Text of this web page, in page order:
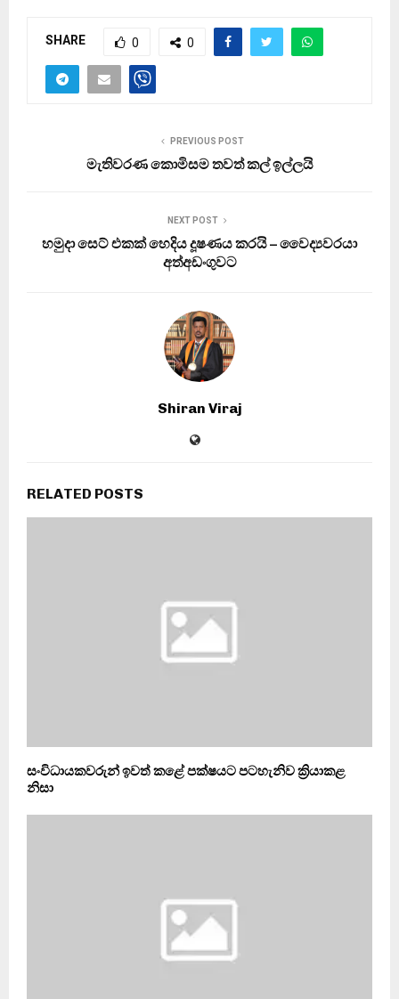
SHARE 0 0
PREVIOUS POST
මැතිවරණ කොමිසම තවත් කල් ඉල්ලයි
NEXT POST
හමුදා සෙට් එකක් හෙදිය දූෂණය කරයි – වෛද්‍යවරයා
අත්අඩංගුවට
Shiran Viraj
RELATED POSTS
සංවිධායකවරුන් ඉවත් කළේ පක්ෂයට පටහැනිව ක්‍රියාකළ
නිසා